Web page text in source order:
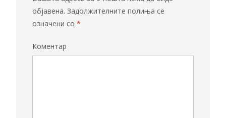
објавена. Задолжителните полиња се
означени со *
Коментар